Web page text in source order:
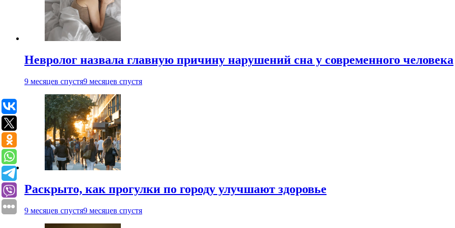
Невролог назвала главную причину нарушений сна у современного человека
9 месяцев спустя9 месяцев спустя
Раскрыто, как прогулки по городу улучшают здоровье
9 месяцев спустя9 месяцев спустя